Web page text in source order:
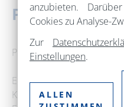
Preise
Polsterklasse:
Erwachsene: 30 Euro
Kinder: 15 Euro
anzubieten.
Cookies zu Analyse-
Zur
Einstellungen.
ALLEN